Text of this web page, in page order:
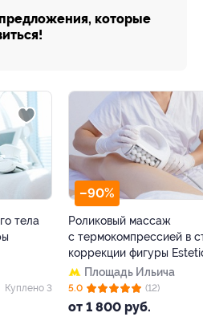
которые
тела
Куплено 3
–90%
Роликовый массаж
с термокомпрессией в
коррекции фигуры
Площадь Ильича
от 1 800 руб.
5.0 (12)